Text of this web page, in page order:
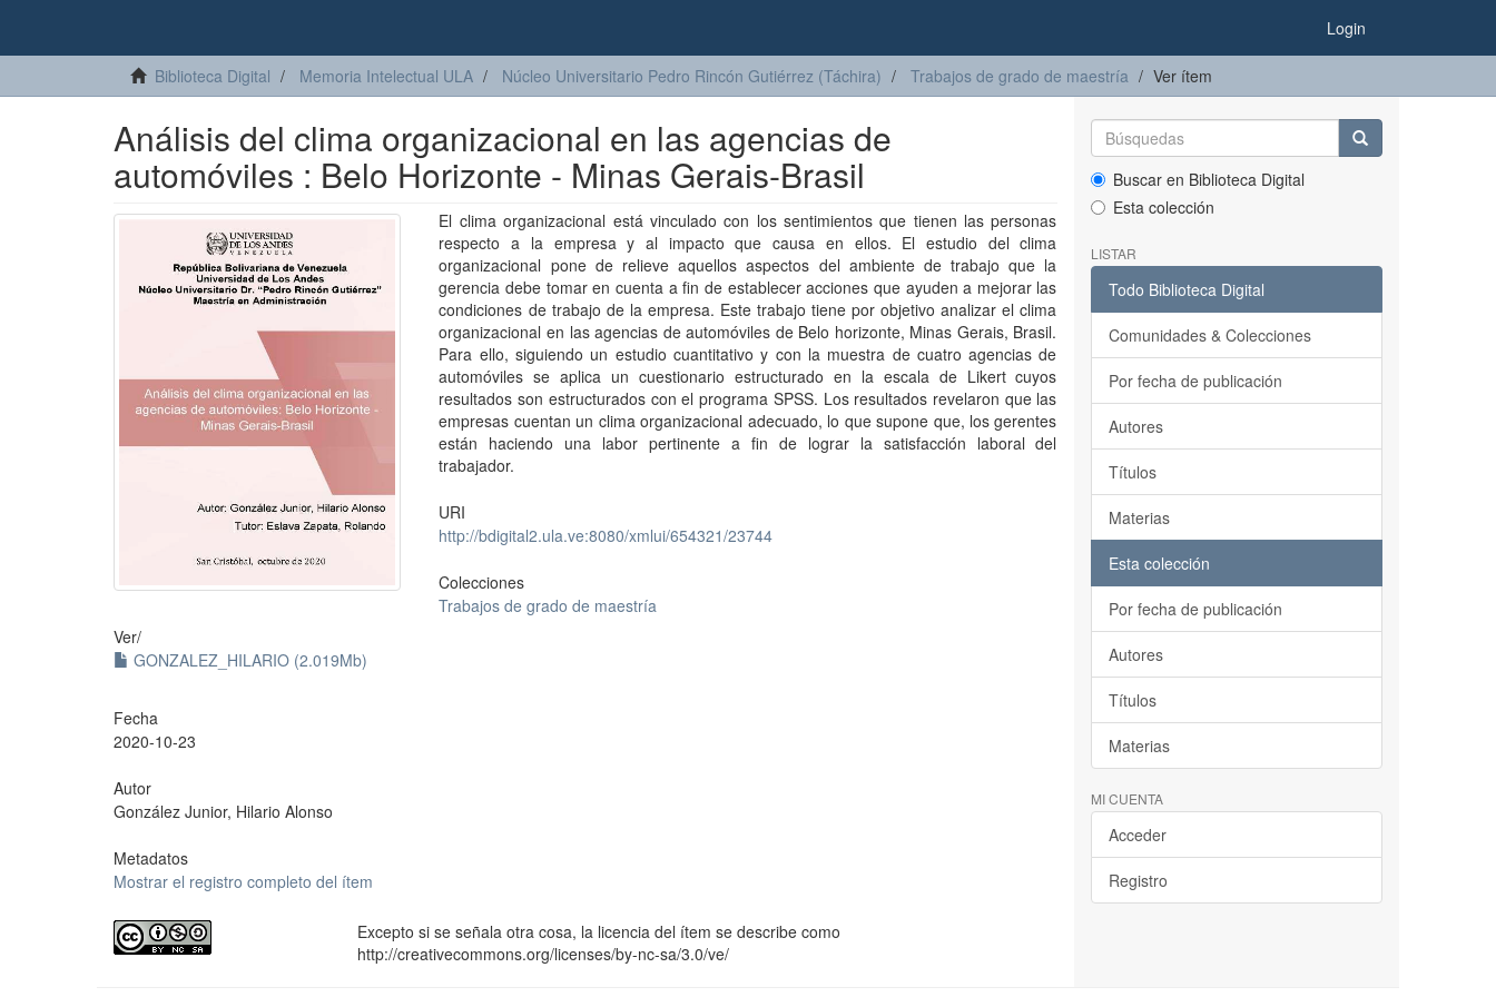
Login
Biblioteca Digital Memoria Intelectual ULA Núcleo Universitario Pedro Rincón Gutiérrez (Táchira) Trabajos de grado de maestría Ver ítem
Análisis del clima organizacional en las agencias de
automóviles : Belo Horizonte - Minas Gerais-Brasil
Ver/
GONZALEZ_HILARIO (2.019Mb)
Fecha
2020-10-23
Autor
González Junior, Hilario Alonso
Metadatos
Mostrar el registro completo del ítem
El clima organizacional está vinculado con los sentimientos que tienen las personas
respecto a la empresa y al impacto que causa en ellos. El estudio del clima
organizacional pone de relieve aquellos aspectos del ambiente de trabajo que la
gerencia debe tomar en cuenta a fin de establecer acciones que ayuden a mejorar las
condiciones de trabajo de la empresa. Este trabajo tiene por objetivo analizar el clima
organizacional en las agencias de automóviles de Belo horizonte, Minas Gerais, Brasil.
Para ello, siguiendo un estudio cuantitativo y con la muestra de cuatro agencias de
automóviles se aplica un cuestionario estructurado en la escala de Likert cuyos
resultados son estructurados con el programa SPSS. Los resultados revelaron que las
empresas cuentan un clima organizacional adecuado, lo que supone que, los gerentes
están haciendo una labor pertinente a fin de lograr la satisfacción laboral del
trabajador.
URI
http://bdigital2.ula.ve:8080/xmlui/654321/23744
Colecciones
Trabajos de grado de maestría
Excepto si se señala otra cosa, la licencia del ítem se describe como
http://creativecommons.org/licenses/by-nc-sa/3.0/ve/
Buscar en Biblioteca Digital
Esta colección
LISTAR
Todo Biblioteca Digital
Comunidades & Colecciones
Por fecha de publicación
Autores
Títulos
Materias
Esta colección
Por fecha de publicación
Autores
Títulos
Materias
MI CUENTA
Acceder
Registro